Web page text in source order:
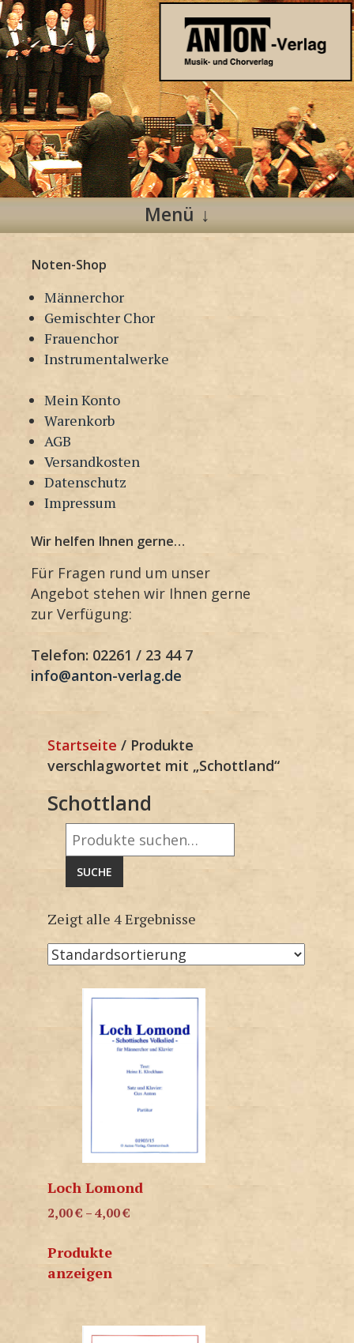
Anton Verlag
Musik- und Chorverlag
Menü
Inhalt
springen
Noten-Shop
Männerchor
Gemischter Chor
Frauenchor
Instrumentalwerke
Mein Konto
Warenkorb
AGB
Versandkosten
Datenschutz
Impressum
Wir helfen Ihnen gerne…
Für Fragen rund um unser
Angebot stehen wir Ihnen gerne
zur Verfügung:
Telefon: 02261 / 23 44 7
info@anton-verlag.de
Startseite / Produkte
verschlagwortet mit „Schottland“
Schottland
Suche
nach:
SUCHE
Zeigt alle 4 Ergebnisse
Loch Lomond
2,00€ – 4,00€
Produkte
anzeigen